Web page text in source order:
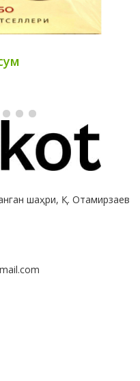
шаҳри, Қ. Отамирзаев